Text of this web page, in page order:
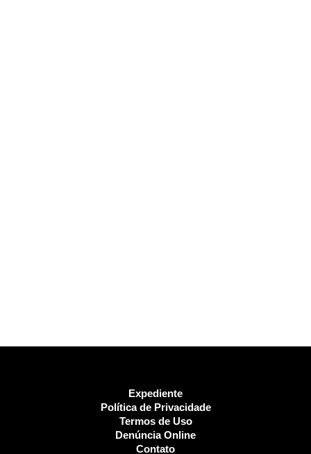
Expediente
Política de Privacidade
Termos de Uso
Denúncia Online
Contato